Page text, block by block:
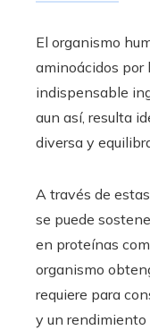
El organismo
aminoácidos por
indispensable
aun así, resulta
diversa y
A través de
se puede
en proteínas
organismo
requiere para
y un rendimiento